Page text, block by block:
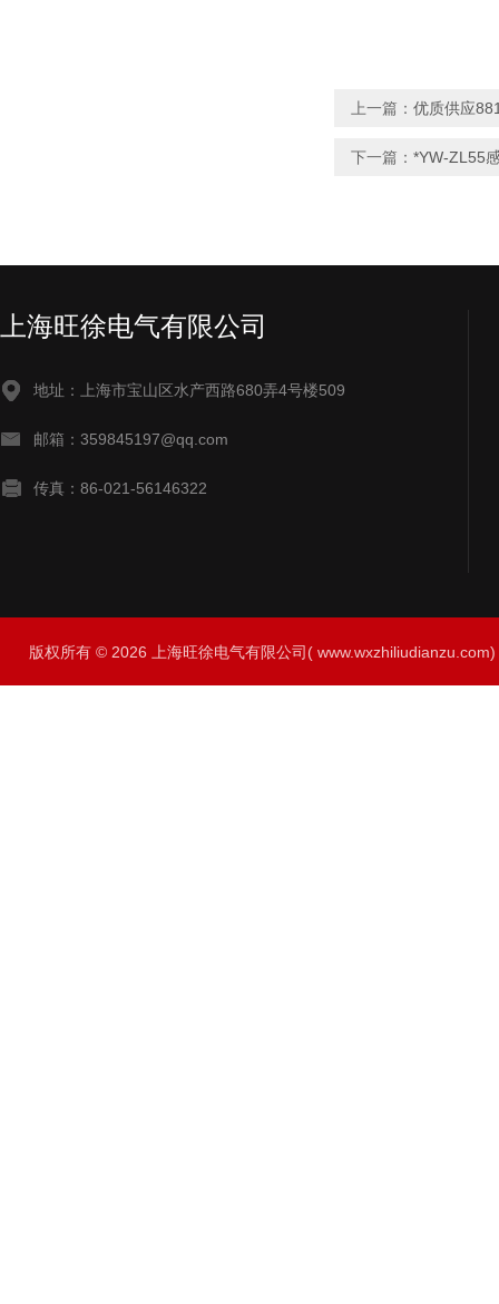
上一篇： 优质供应
下一篇： *YW-ZL55
上海旺徐电气有限公司
地址：上海市宝山区水产西路680弄4号楼509
邮箱：359845197@qq.com
传真：86-021-56146322
版权所有 © 2026 上海旺徐电气有限公司(